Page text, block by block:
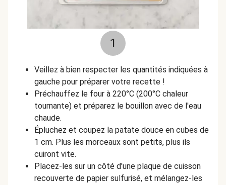
1
Veillez à bien respecter les quantités indiquées à
gauche pour préparer votre recette !
Préchauffez le four à 220°C (200°C chaleur
tournante) et préparez le bouillon avec de l'eau
chaude.
Épluchez et coupez la patate douce en cubes de
1 cm. Plus les morceaux sont petits, plus ils
cuiront vite.
Placez-les sur un côté d'une plaque de cuisson
recouverte de papier sulfurisé, et mélangez-les